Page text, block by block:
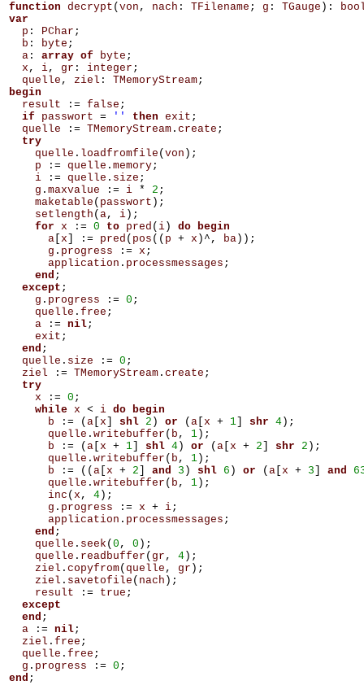
function decrypt ( von , nach : TFilename ; g : TGauge ):
var
p : PChar ;
b : byte ;
a : array of byte ;
x , i, gr : integer ;
quelle , ziel : TMemoryStream;
begin
result
:= false ;
if
passwort = '' then exit ;
quelle
:= TMemoryStream . create ;
try
quelle . loadfromfile ( von );
p
:= quelle . memory;
i
:= quelle . size ;
g . maxvalue := i * 2 ;
maketable ( passwort );
setlength ( a, i );
for x := 0 to pred ( i ) do begin
a x := pred ( pos (( p + x )^, ba ));
g . progress := x ;
application . processmessages ;
end ;
except ;
g . progress := 0 ;
quelle . free ;
a
:= nil;
exit ;
end ;
quelle . size := 0 ;
ziel
:= TMemoryStream . create ;
try
x
:= 0 ;
while x < i do begin
b
:= ( a x shl 2 ) or ( a x + 1 shr 4 );
quelle . writebuffer ( b , 1 );
b
:= ( a x + 1 shl 4 ) or ( a x + 2 shr 2 );
quelle . writebuffer ( b , 1 );
b
:= (( a x + 2 and 3 ) shl 6 ) or ( a x + 3 and
quelle . writebuffer ( b , 1 );
inc ( x , 4 );
g . progress := x + i;
application . processmessages ;
end ;
quelle . seek ( 0 , 0 );
quelle . readbuffer ( gr , 4 );
ziel . copyfrom( quelle , gr );
ziel . savetofile ( nach );
result
:= true ;
except
end ;
a
:= nil;
ziel . free ;
quelle . free ;
g . progress := 0 ;
end ;